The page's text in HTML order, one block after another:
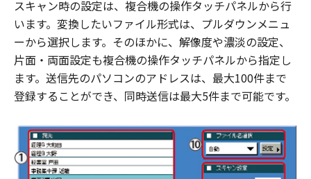
スキャン時の設定は、複合機の操作タッチパネルから行
います。変換したいファイル形式は、プルダウンメニュ
ーから選択します。そのほかに、解像度や濃淡の設定、
片面・両面設定も複合機の操作タッチパネルから指定し
ます。送信先のパソコンのアドレスは、最大100件まで
登録することができ、同時送信は最大5件まで可能です。